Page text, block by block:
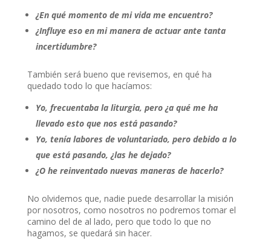
¿En qué momento de mi vida me encuentro?
¿Influye eso en mi manera de actuar ante tanta
incertidumbre?
También será bueno que revisemos, en qué ha
quedado todo lo que hacíamos:
Yo, frecuentaba la liturgia, pero ¿a qué me ha
llevado esto que nos está pasando?
Yo, tenía labores de voluntariado, pero debido a lo
que está pasando, ¿las he dejado?
¿O he reinventado nuevas maneras de hacerlo?
No olvidemos que, nadie puede desarrollar la misión
por nosotros, como nosotros no podremos tomar el
camino del de al lado, pero que todo lo que no
hagamos, se quedará sin hacer.